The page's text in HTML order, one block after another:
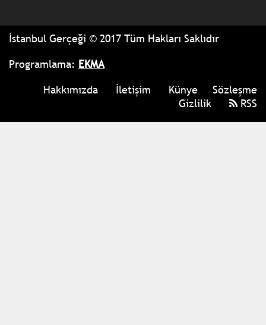
İstanbul Gerçeği © 2017 Tüm Hakları Saklıdır
Programlama: EKMA
Hakkımızda
İletişim Künye
Sözleşme
Gizlilik
RSS